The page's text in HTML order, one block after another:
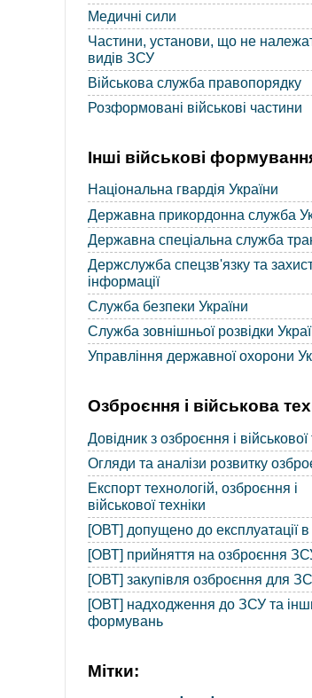
Медичні сили
Частини, установи, що не
видів ЗСУ
Військова служба правопорядку
Розформовані військові частини
Інші військові
Національна гвардія України
Державна прикордонна служба
Державна спеціальна служба
Держслужба спецзв'язку та
інформації
Служба безпеки України
Служба зовнішньої розвідки
Управління державної охорони
Озброєння і військова
Довідник з озброєння і військової
Огляди та аналізи розвитку
Експорт технологій, озброєння і
військової техніки
[ОВТ] допущено до експлуатації
[ОВТ] прийняття на озброєння
[ОВТ] закупівля озброєння для
[ОВТ] надходження до ЗСУ та
формувань
Мітки: